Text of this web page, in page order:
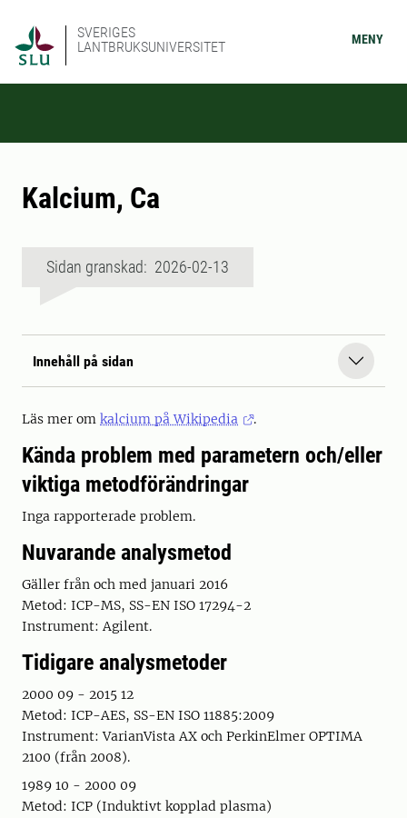
SVERIGES
LANTBRUKSUNIVERSITET
MENY
Kalcium, Ca
Sidan granskad: 2026-02-13
Innehåll på sidan
Läs mer om kalcium på Wikipedia .
Kända problem med parametern och/eller
viktiga metodförändringar
Inga rapporterade problem.
Nuvarande analysmetod
Gäller från och med januari 2016
Metod: ICP-MS, SS-EN ISO 17294-2
Instrument: Agilent.
Tidigare analysmetoder
2000 09 - 2015 12
Metod: ICP-AES, SS-EN ISO 11885:2009
Instrument: VarianVista AX och PerkinElmer OPTIMA
2100 (från 2008).
1989 10 - 2000 09
Metod: ICP (Induktivt kopplad plasma)